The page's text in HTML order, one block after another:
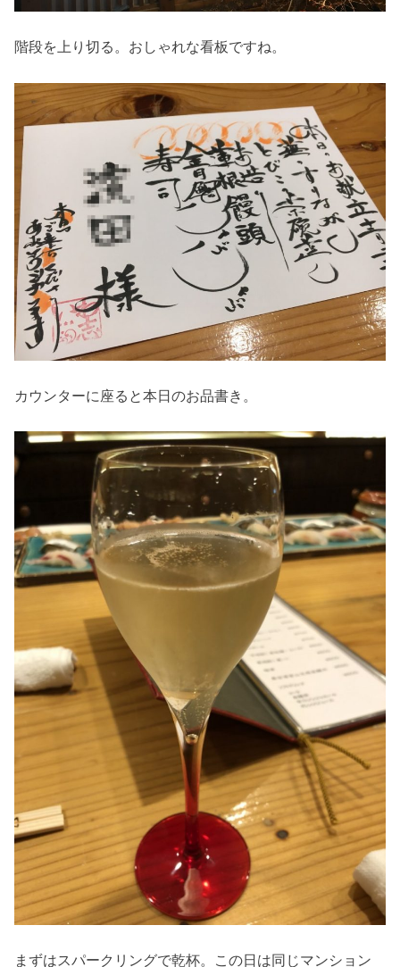
階段を上り切る。おしゃれな看板ですね。
カウンターに座ると本日のお品書き。
まずはスパークリングで乾杯。この日は同じマンション